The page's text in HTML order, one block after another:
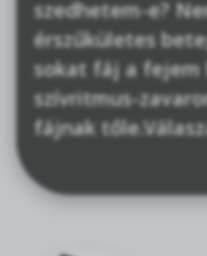
szedhetem-e?
érszűkületes
sokat fáj a fejem
szívritmus-
fájnak